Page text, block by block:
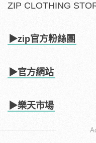
ZIP CLOTHING
▶zip官方粉絲團
▶官方網站
▶樂天市場